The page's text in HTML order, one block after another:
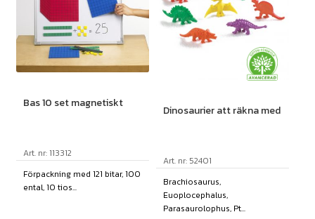
Bas 10 set magnetiskt
Art. nr: 113312
Förpackning med 121 bitar, 100
ental, 10 tios...
Dinosaurier att räkna med
Art. nr: 52401
Brachiosaurus,
Euoplocephalus,
Parasaurolophus, Pt...